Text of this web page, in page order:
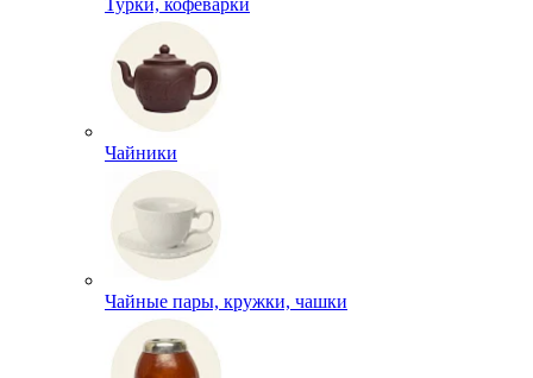
Турки, кофеварки
Чайники
Чайные пары, кружки, чашки